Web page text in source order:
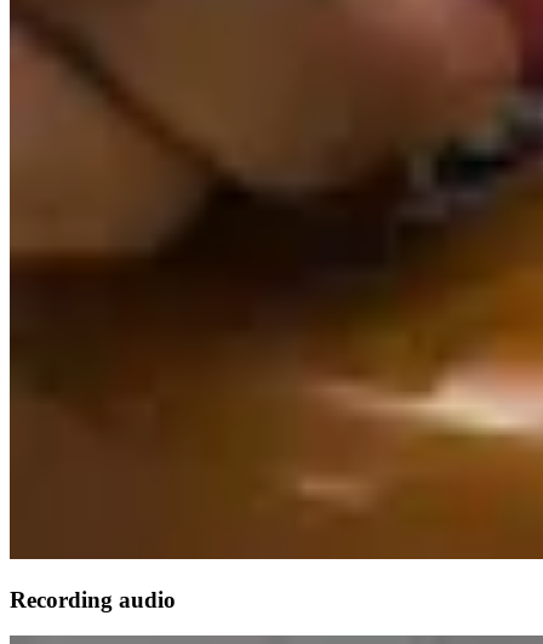
Recording audio